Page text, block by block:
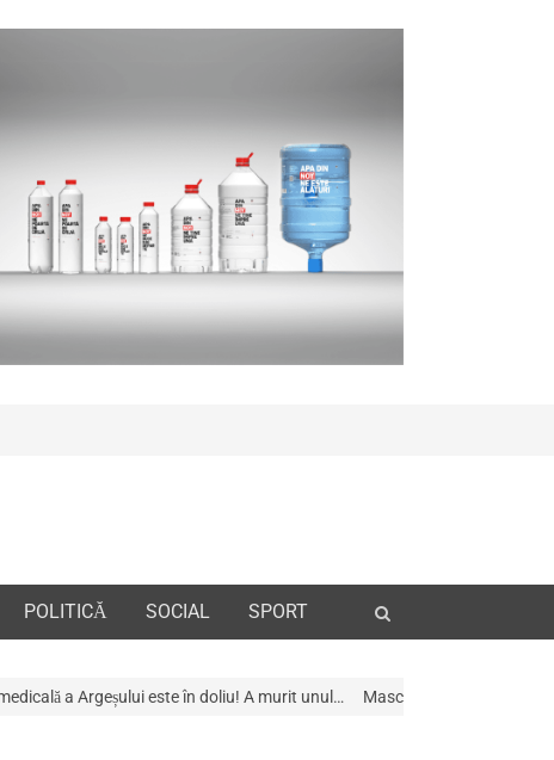
POLITICĂ SOCIAL SPORT
search
în doliu! A murit unul… Mascații au descins la Galeria de Artã din